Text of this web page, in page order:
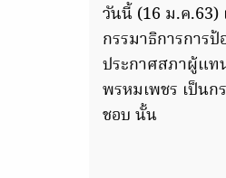
วันนี้ (16 ม.ค.63)
กรรมาธิการการ
ประกาศสภาผู้แ
พรหมเพชร เป็น
ชอบ นั้น